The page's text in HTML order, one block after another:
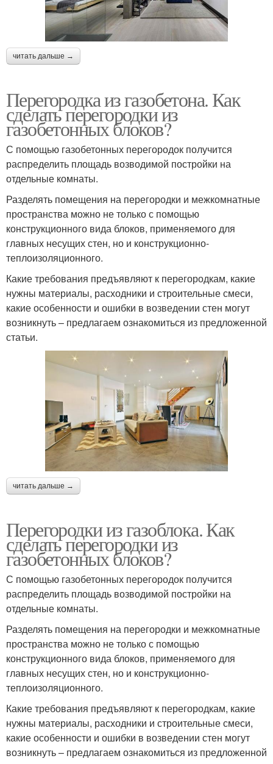
читать дальше →
Перегородка из газобетона. Как
сделать перегородки из
газобетонных блоков?
С помощью газобетонных перегородок получится
распределить площадь возводимой постройки на
отдельные комнаты.
Разделять помещения на перегородки и межкомнатные
пространства можно не только с помощью
конструкционного вида блоков, применяемого для
главных несущих стен, но и конструкционно-
теплоизоляционного.
Какие требования предъявляют к перегородкам, какие
нужны материалы, расходники и строительные смеси,
какие особенности и ошибки в возведении стен могут
возникнуть – предлагаем ознакомиться из предложенной
статьи.
читать дальше →
Перегородки из газоблока. Как
сделать перегородки из
газобетонных блоков?
С помощью газобетонных перегородок получится
распределить площадь возводимой постройки на
отдельные комнаты.
Разделять помещения на перегородки и межкомнатные
пространства можно не только с помощью
конструкционного вида блоков, применяемого для
главных несущих стен, но и конструкционно-
теплоизоляционного.
Какие требования предъявляют к перегородкам, какие
нужны материалы, расходники и строительные смеси,
какие особенности и ошибки в возведении стен могут
возникнуть – предлагаем ознакомиться из предложенной